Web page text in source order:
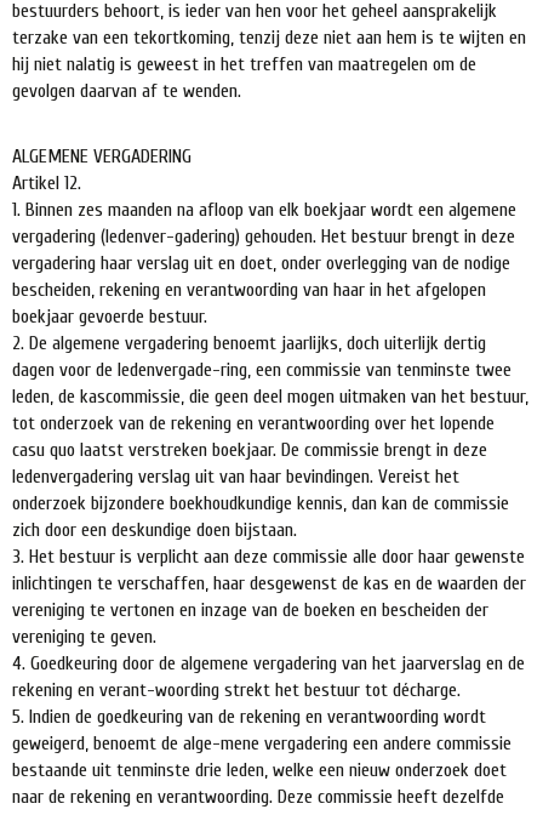
bestuurders behoort, is ieder van hen voor het geheel aansprakelijk
terzake van een tekortkoming, tenzij deze niet aan hem is te wijten en
hij niet nalatig is geweest in het treffen van maatregelen om de
gevolgen daarvan af te wenden.
ALGEMENE VERGADERING
Artikel 12.
1. Binnen zes maanden na afloop van elk boekjaar wordt een algemene
vergadering (ledenver-gadering) gehouden. Het bestuur brengt in deze
vergadering haar verslag uit en doet, onder overlegging van de nodige
bescheiden, rekening en verantwoording van haar in het afgelopen
boekjaar gevoerde bestuur.
2. De algemene vergadering benoemt jaarlijks, doch uiterlijk dertig
dagen voor de ledenvergade-ring, een commissie van tenminste twee
leden, de kascommissie, die geen deel mogen uitmaken van het bestuur,
tot onderzoek van de rekening en verantwoording over het lopende
casu quo laatst verstreken boekjaar. De commissie brengt in deze
ledenvergadering verslag uit van haar bevindingen. Vereist het
onderzoek bijzondere boekhoudkundige kennis, dan kan de commissie
zich door een deskundige doen bijstaan.
3. Het bestuur is verplicht aan deze commissie alle door haar gewenste
inlichtingen te verschaffen, haar desgewenst de kas en de waarden der
vereniging te vertonen en inzage van de boeken en bescheiden der
vereniging te geven.
4. Goedkeuring door de algemene vergadering van het jaarverslag en de
rekening en verant-woording strekt het bestuur tot décharge.
5. Indien de goedkeuring van de rekening en verantwoording wordt
geweigerd, benoemt de alge-mene vergadering een andere commissie
bestaande uit tenminste drie leden, welke een nieuw onderzoek doet
naar de rekening en verantwoording. Deze commissie heeft dezelfde